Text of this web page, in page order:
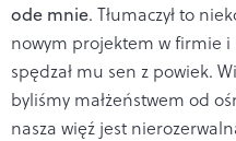
ode mnie. Tłumaczył to
nowym projektem w firmie
spędzał mu sen z powiek.
byliśmy małżeństwem od
nasza więź jest